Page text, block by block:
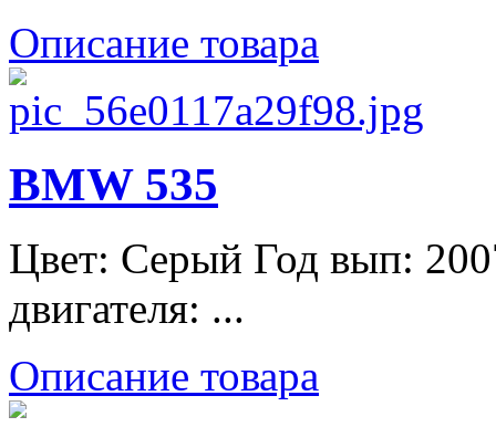
Описание товара
BMW 535
Цвет: Серый Год вып:
двигателя: ...
Описание товара